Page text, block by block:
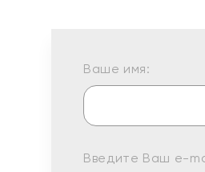
Ваше имя:
Введите Ваш e-